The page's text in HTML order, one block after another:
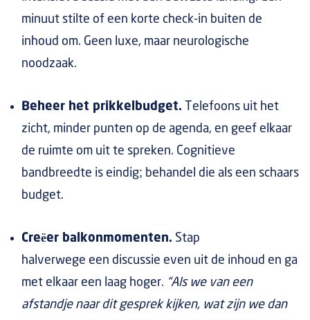
minuut stilte of een korte check-in buiten de
inhoud om. Geen luxe, maar neurologische
noodzaak.
Beheer het prikkelbudget. Telefoons uit het
zicht, minder punten op de agenda, en geef elkaar
de ruimte om uit te spreken. Cognitieve
bandbreedte is eindig; behandel die als een schaars
budget.
Creëer balkonmomenten. Stap
halverwege een discussie even uit de inhoud en ga
met elkaar een laag hoger. “Als we van een
afstandje naar dit gesprek kijken, wat zijn we dan